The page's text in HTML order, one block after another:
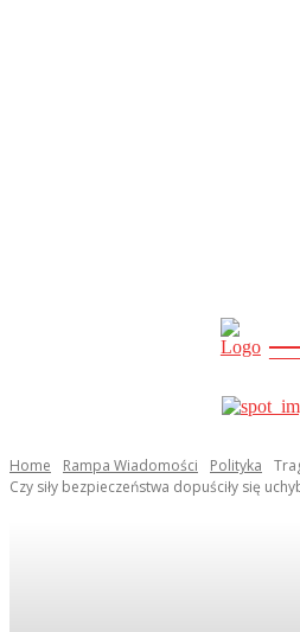
Home Rampa Wiadomości Polityka
Czy siły bezpieczeństwa dopuściły się